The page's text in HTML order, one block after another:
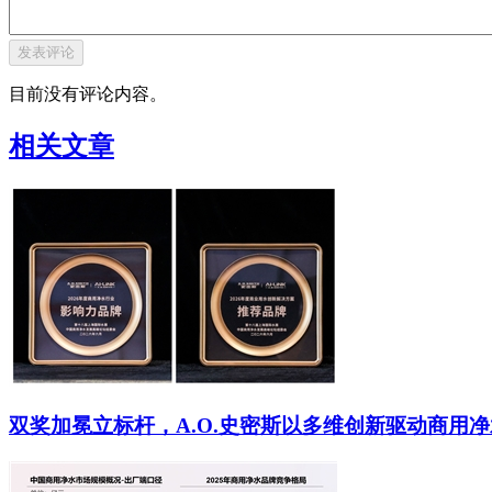
目前没有评论内容。
相关文章
双奖加冕立标杆，A.O.史密斯以多维创新驱动商用